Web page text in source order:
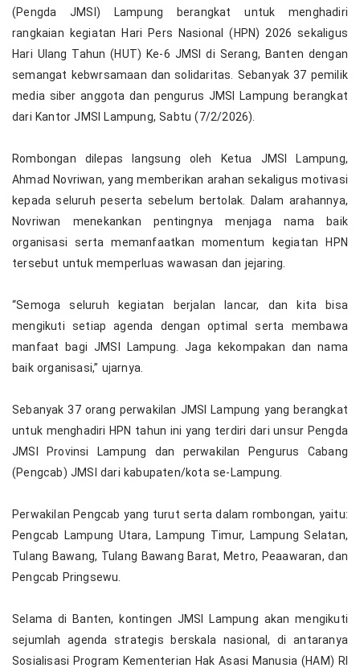
(Pengda JMSI) Lampung berangkat untuk menghadiri
rangkaian kegiatan Hari Pers Nasional (HPN) 2026 sekaligus
Hari Ulang Tahun (HUT) Ke-6 JMSI di Serang, Banten dengan
semangat kebwrsamaan dan solidaritas. Sebanyak 37 pemilik
media siber anggota dan pengurus JMSI Lampung berangkat
dari Kantor JMSI Lampung, Sabtu (7/2/2026).
‎Rombongan dilepas langsung oleh Ketua JMSI Lampung,
Ahmad Novriwan, yang memberikan arahan sekaligus motivasi
kepada seluruh peserta sebelum bertolak. Dalam arahannya,
Novriwan menekankan pentingnya menjaga nama baik
organisasi serta memanfaatkan momentum kegiatan HPN
tersebut untuk memperluas wawasan dan jejaring.
‎“Semoga seluruh kegiatan berjalan lancar, dan kita bisa
mengikuti setiap agenda dengan optimal serta membawa
manfaat bagi JMSI Lampung. Jaga kekompakan dan nama
baik organisasi,” ujarnya.
‎Sebanyak 37 orang perwakilan JMSI Lampung yang berangkat
untuk menghadiri HPN tahun ini yang terdiri dari unsur Pengda
JMSI Provinsi Lampung dan perwakilan Pengurus Cabang
(Pengcab) JMSI dari kabupaten/kota se-Lampung.
‎Perwakilan Pengcab yang turut serta dalam rombongan, yaitu:
Pengcab Lampung Utara, Lampung Timur, Lampung Selatan,
Tulang Bawang, Tulang Bawang Barat, Metro, Peaawaran, dan
Pengcab Pringsewu.
‎Selama di Banten, kontingen JMSI Lampung akan mengikuti
sejumlah agenda strategis berskala nasional, di antaranya
Sosialisasi Program Kementerian Hak Asasi Manusia (HAM) RI